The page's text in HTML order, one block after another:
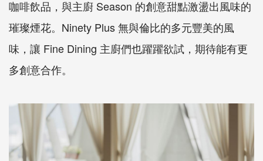
咖啡飲品，與主廚 Season 的創意甜點激盪出風味的
璀璨煙花。Ninety Plus 無與倫比的多元豐美的風
味，讓 Fine Dining 主廚們也躍躍欲試，期待能有更
多創意合作。